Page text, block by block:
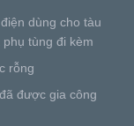
dùng cho tàu
tùng đi kèm
rỗng
được gia công